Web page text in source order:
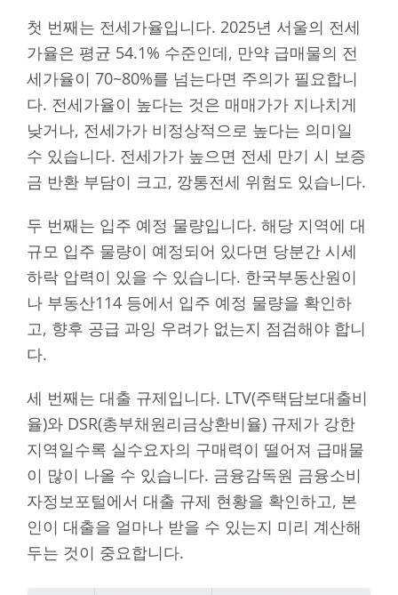
첫 번째는 전세가율입니다. 2025년 서울의 전세
가율은 평균 54.1% 수준인데, 만약 급매물의 전
세가율이 70~80%를 넘는다면 주의가 필요합니
다. 전세가율이 높다는 것은 매매가가 지나치게
낮거나, 전세가가 비정상적으로 높다는 의미일
수 있습니다. 전세가가 높으면 전세 만기 시 보증
금 반환 부담이 크고, 깡통전세 위험도 있습니다.
두 번째는 입주 예정 물량입니다. 해당 지역에 대
규모 입주 물량이 예정되어 있다면 당분간 시세
하락 압력이 있을 수 있습니다. 한국부동산원이
나 부동산114 등에서 입주 예정 물량을 확인하
고, 향후 공급 과잉 우려가 없는지 점검해야 합니
다.
세 번째는 대출 규제입니다. LTV(주택담보대출비
율)와 DSR(총부채원리금상환비율) 규제가 강한
지역일수록 실수요자의 구매력이 떨어져 급매물
이 많이 나올 수 있습니다. 금융감독원 금융소비
자정보포털에서 대출 규제 현황을 확인하고, 본
인이 대출을 얼마나 받을 수 있는지 미리 계산해
두는 것이 중요합니다.